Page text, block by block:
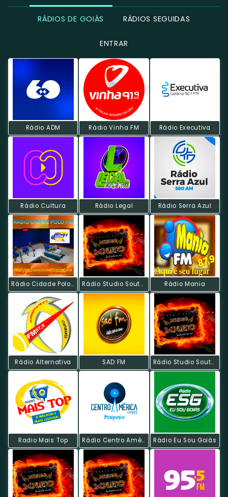
RÁDIOS DE GOIÁS RÁDIOS SEGUIDAS
ENTRAR
Rádio ADM Rádio Vinha FM Rádio Executiva
Rádio Cultura Rádio Legal Rádio Serra Azul
Rádio Cidade Polo Fm Rádio Studio Souto - Discoteca 70s Rádio Mania
Rádio Alternativa SAD FM Rádio Studio Souto - Techno
Radio Mais Top Rádio Centro América FM Rádio Eu Sou Goiás